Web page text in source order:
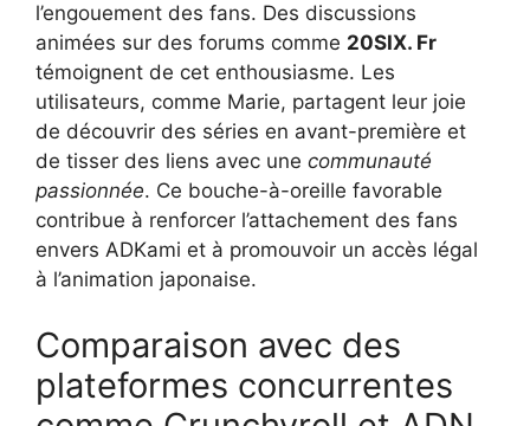
l’engouement des fans. Des discussions
animées sur des forums comme 20SIX. Fr
témoignent de cet enthousiasme. Les
utilisateurs, comme Marie, partagent leur joie
de découvrir des séries en avant-première et
de tisser des liens avec une communauté
passionnée. Ce bouche-à-oreille favorable
contribue à renforcer l’attachement des fans
envers ADKami et à promouvoir un accès légal
à l’animation japonaise.
Comparaison avec des
plateformes concurrentes